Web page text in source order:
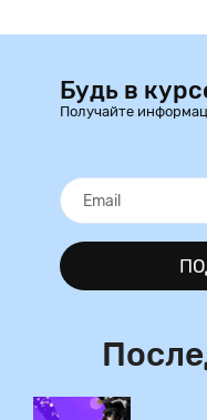
Будь в
Получайте